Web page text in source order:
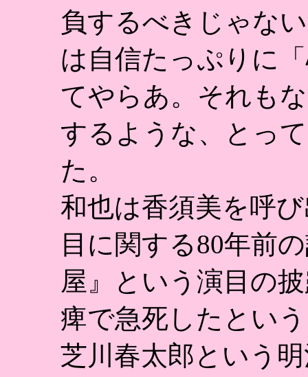
負するべきじゃな
は自信たっぷりに
てやらあ。それも
するような、とっ
た。
和也は香須美を呼
目に関する80年前
屋』という演目の
痺で急死したとい
芝川春太郎という